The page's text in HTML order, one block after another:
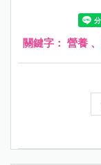
關鍵字： 營養 、